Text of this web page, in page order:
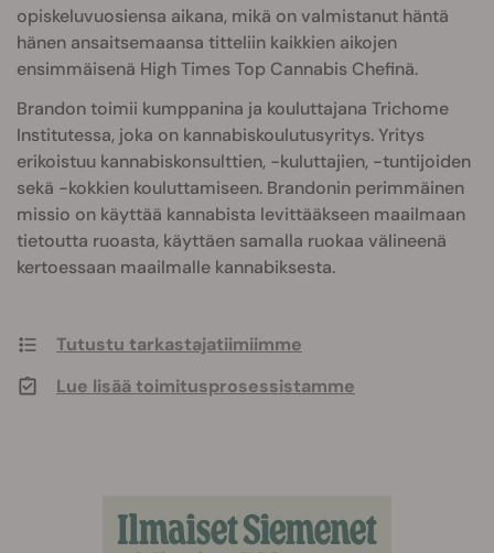
opiskeluvuosiensa aikana, mikä on valmistanut häntä
hänen ansaitsemaansa titteliin kaikkien aikojen
ensimmäisenä High Times Top Cannabis Chefinä.
Brandon toimii kumppanina ja kouluttajana Trichome
Institutessa, joka on kannabiskoulutusyritys. Yritys
erikoistuu kannabiskonsulttien, -kuluttajien, -tuntijoiden
sekä -kokkien kouluttamiseen. Brandonin perimmäinen
missio on käyttää kannabista levittääkseen maailmaan
tietoutta ruoasta, käyttäen samalla ruokaa välineenä
kertoessaan maailmalle kannabiksesta.
Tutustu tarkastajatiimiimme
Lue lisää toimitusprosessistamme